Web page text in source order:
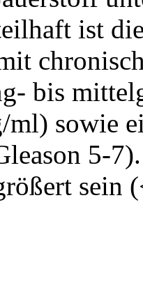
ist
bis
ml) sowie
5-
sein